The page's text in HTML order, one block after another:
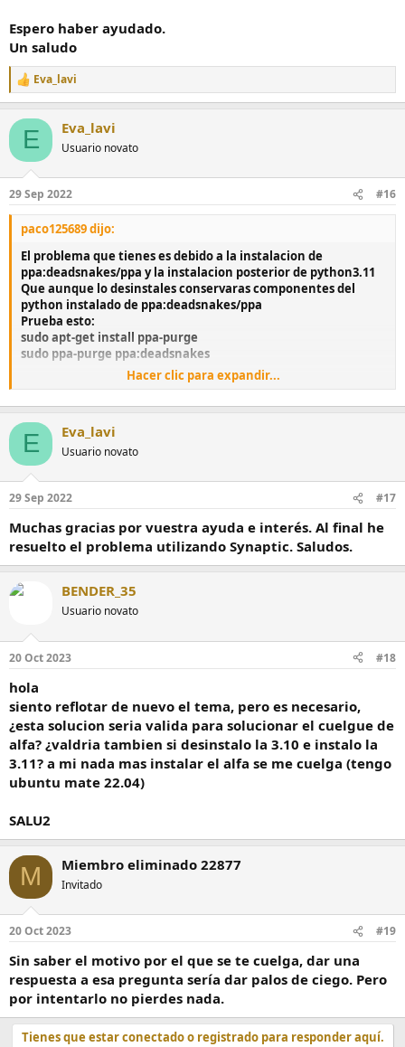
Espero haber ayudado.
Un saludo
R
e
i
n
e
s
Eva_lavi
E Eva_lavi
Usuario novato
29 Sep 2022 #16
paco125689 dijo:
El problema que tienes es debido a la instalacion de
ppa:deadsnakes/ppa y la instalacion posterior de python3.11
Que aunque lo desinstales conservaras componentes del
python instalado de ppa:deadsnakes/ppa
Prueba esto:
sudo apt-get install ppa-purge
sudo ppa-purge ppa:deadsnakes
Con esto se eliminan los rescoldos del python 3.11 que se
instalo desde ppa:deadsnakes/ppa
sudo apt-get update && sudo apt-get upgrade
espero que con esto se eliminen los paquetes rotos, luego
podras usar python 3.10 ó 3.8 segun el tutorial
Espero haber ayudado.
Hacer clic para expandir...
E Eva_lavi
Usuario novato
29 Sep 2022 #17
Muchas gracias por vuestra ayuda e interés. Al final he
resuelto el problema utilizando Synaptic. Saludos.
BENDER_35
Usuario novato
20 Oct 2023 #18
hola
siento reflotar de nuevo el tema, pero es necesario,
¿esta solucion seria valida para solucionar el cuelgue de
alfa? ¿valdria tambien si desinstalo la 3.10 e instalo la
3.11? a mi nada mas instalar el alfa se me cuelga (tengo
ubuntu mate 22.04)
SALU2
M Miembro eliminado 22877
Invitado
20 Oct 2023 #19
Sin saber el motivo por el que se te cuelga, dar una
respuesta a esa pregunta sería dar palos de ciego. Pero
por intentarlo no pierdes nada.
Tienes que estar conectado o registrado para responder aquí.